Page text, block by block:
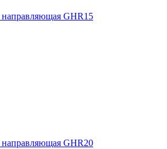
направляющая GHR15
направляющая GHR20